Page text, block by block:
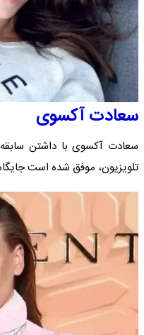
سعادت آکسوی
سعادت آکسوی با داشتن
تلویزیون، موفق شده است